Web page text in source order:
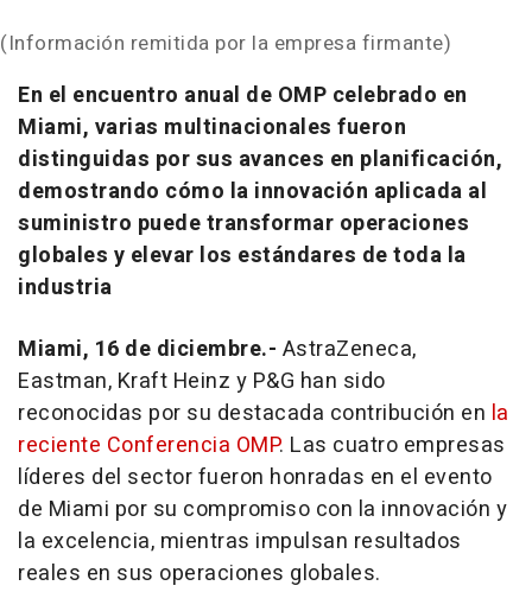
(Información remitida por la empresa firmante)
En el encuentro anual de OMP celebrado en
Miami, varias multinacionales fueron
distinguidas por sus avances en planificación,
demostrando cómo la innovación aplicada al
suministro puede transformar operaciones
globales y elevar los estándares de toda la
industria
Miami, 16 de diciembre.- AstraZeneca,
Eastman, Kraft Heinz y P&G han sido
reconocidas por su destacada contribución en la
reciente Conferencia OMP. Las cuatro empresas
líderes del sector fueron honradas en el evento
de Miami por su compromiso con la innovación y
la excelencia, mientras impulsan resultados
reales en sus operaciones globales.